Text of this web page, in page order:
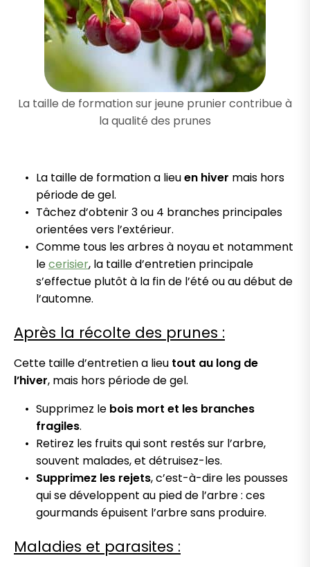
La taille de formation sur jeune prunier contribue à
la qualité des prunes
La taille de formation a lieuen hiver mais hors
période de gel.
Tâchez d’obtenir 3 ou 4 branches principales
orientées vers l’extérieur.
Comme tous les arbres à noyau et notamment
lecerisier, la taille d’entretien principale
s’effectue plutôt à la fin de l’été ou au début de
l’automne.
Après la récolte des prunes :
Cette taille d’entretien a lieu tout au long de
l’hiver, mais hors période de gel.
Supprimez le bois mort et les branches
fragiles.
Retirez les fruits qui sont restés sur l’arbre,
souvent malades, et détruisez-les.
Supprimez les rejets, c’est-à-dire les pousses
qui se développent au pied de l’arbre : ces
gourmands épuisent l’arbre sans produire.
Maladies et parasites :